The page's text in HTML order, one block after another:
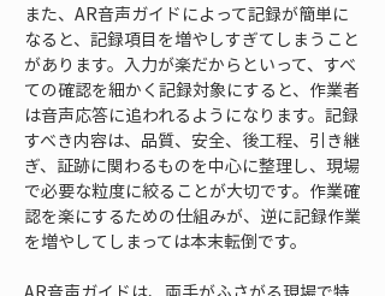
また、AR音声ガイドによって記録が簡単に
なると、記録項目を増やしすぎてしまうこと
があります。入力が楽だからといって、すべ
ての確認を細かく記録対象にすると、作業者
は音声応答に追われるようになります。記録
すべき内容は、品質、安全、後工程、引き継
ぎ、証跡に関わるものを中心に整理し、現場
で必要な粒度に絞ることが大切です。作業確
認を楽にするための仕組みが、逆に記録作業
を増やしてしまっては本末転倒です。
AR音声ガイドは、両手がふさがる現場で特